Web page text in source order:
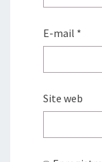
E-mail *
Site web